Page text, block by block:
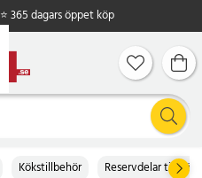
⭐ 365 dagars öppet köp
Kökstillbehör Reservdelar till